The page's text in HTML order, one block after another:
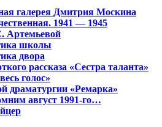
галерея Дмитрия Москина
1941 — 1945
Артемьевой
школы
двора
рассказа «Сестра таланта»
голос»
драматургии «Ремарка»
август 1991-го…